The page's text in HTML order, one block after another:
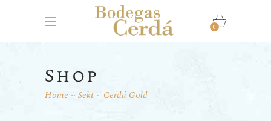
0
Shop
Home Sekt Cerdá Gold